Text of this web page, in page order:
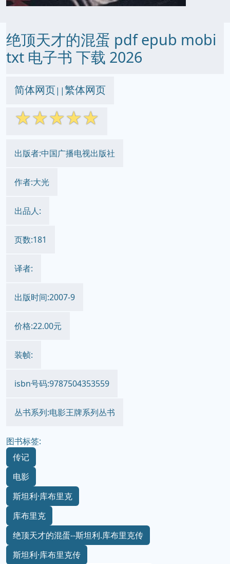
绝顶天才的混蛋 pdf epub mobi
txt 电子书 下载 2026
简体网页||繁体网页
☆☆☆☆☆
出版者:中国广播电视出版社
作者:大光
出品人:
页数:181
译者:
出版时间:2007-9
价格:22.00元
装帧:
isbn号码:9787504353559
丛书系列:电影王牌系列丛书
图书标签:
传记
电影
斯坦利·库布里克
库布里克
绝顶天才的混蛋--斯坦利.库布里克传
斯坦利·库布里克传